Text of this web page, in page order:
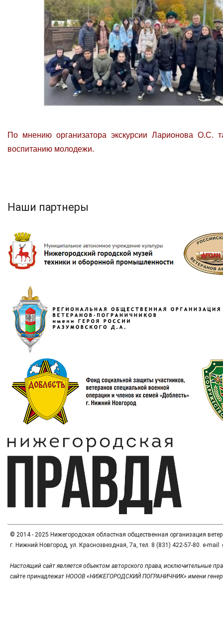
По мнению организатора экскурсии Ларионова О.С.
воспитанию молодежи.
Наши партнеры
© 2014 - 2025 Нижегородская областная общественная организация
г. Нижний Новгород, ул. Краснозвездная, 7а, тел. 8 (831) 422-57-80. e-
Настоящий сайт является объектом авторского права, исключительные
сайте принадлежат НОООВ «НИЖЕГОРОДСКИЙ ПОГРАНИЧНИК» имени